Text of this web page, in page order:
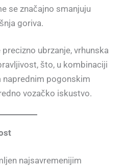
se značajno smanjuju
goriva.
ubrzanje, vrhunska
što, u kombinaciji
naprednim pogonskim
vozačko iskustvo.
najsavremenijim